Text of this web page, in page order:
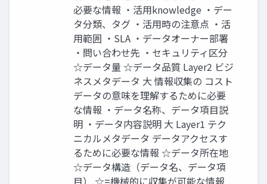
必要な情報 ・活用knowledge ・デー
タ分類、タグ ・活用時の注意点 ・活
用範囲 ・SLA ・データオーナー部署
・問い合わせ先 ・セキュリティ区分
☆データ量 ☆データ品質 Layer2 ビジ
ネスメタデータ 大 情報収集の コスト
データの意味を理解するために必要
な情報 ・データ名称、データ項目説
明 ・データ内容説明 大 Layer1 テク
ニカルメタデータ データアクセスす
るために必要な情報 ☆データ所在地
☆データ構造（データ名、データ項